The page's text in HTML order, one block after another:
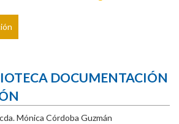
DOCUMENTACIÓN
Mónica Córdoba Guzmán